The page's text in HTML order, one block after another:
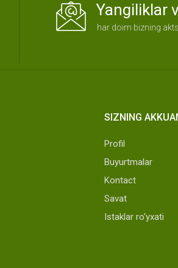
Yangiliklar
har doim bizning
SIZNING
Profil
Buyurtmalar
Kontact
Savat
Istaklar ro'yxati